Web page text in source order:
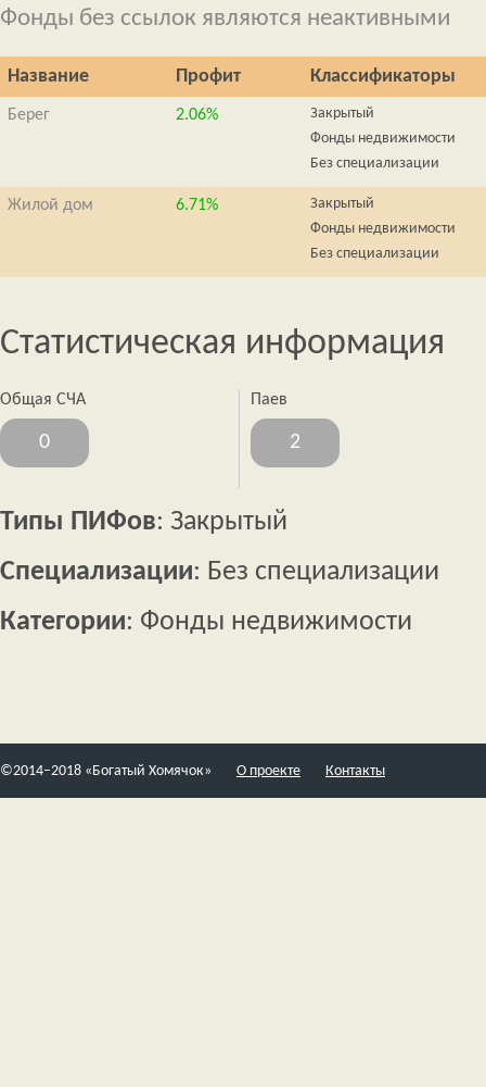
Фонды без ссылок являются неактивными
Название Профит Классификаторы
Берег 2.06%
Закрытый
Фонды недвижимости
Без специализации
Жилой дом 6.71%
Закрытый
Фонды недвижимости
Без специализации
Статистическая информация
Общая СЧА
0
Паев
2
Типы ПИФов: Закрытый
Специализации: Без специализации
Категории: Фонды недвижимости
©2014–2018 «Богатый Хомячок» О проекте Контакты